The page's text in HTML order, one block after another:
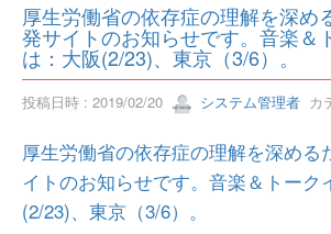
厚生労働省の依存症の理解を深め
発サイトのお知らせです。音楽＆
は：大阪(2/23)、東京（3/6）。
投稿日時 : 2019/02/20 システム管理者 カ
厚生労働省の依存症の理解を深める
イトのお知らせです。音楽＆トーク
(2/23)、東京（3/6）。